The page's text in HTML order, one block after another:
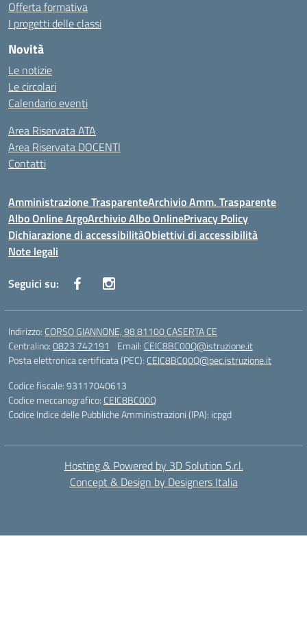
Offerta formativa
I progetti delle classi
Novità
Le notizie
Le circolari
Calendario eventi
Area Riservata ATA
Area Riservata DOCENTI
Contatti
Amministrazione TrasparenteArchivio Amm. Trasparente
Albo Online ArgoArchivio Albo OnlinePrivacy Policy
Dichiarazione di accessibilitàObiettivi di accessibilità
Note legali
Seguici su:
Indirizzo: CORSO GIANNONE, 98 81100 CASERTA CE
Centralino:0823 742191 Email: CEIC8BC00Q@istruzione.it
Posta elettronica certificata (PEC): CEIC8BC00Q@pec.istruzione.it
Codice fiscale: 93117040613
Codice meccanografico: CEIC8BC00Q
Codice Indice delle Pubbliche Amministrazioni (IPA): icpgd
Hosting & Powered by 3D Solution S.r.l.
Concept & Design by Designers Italia